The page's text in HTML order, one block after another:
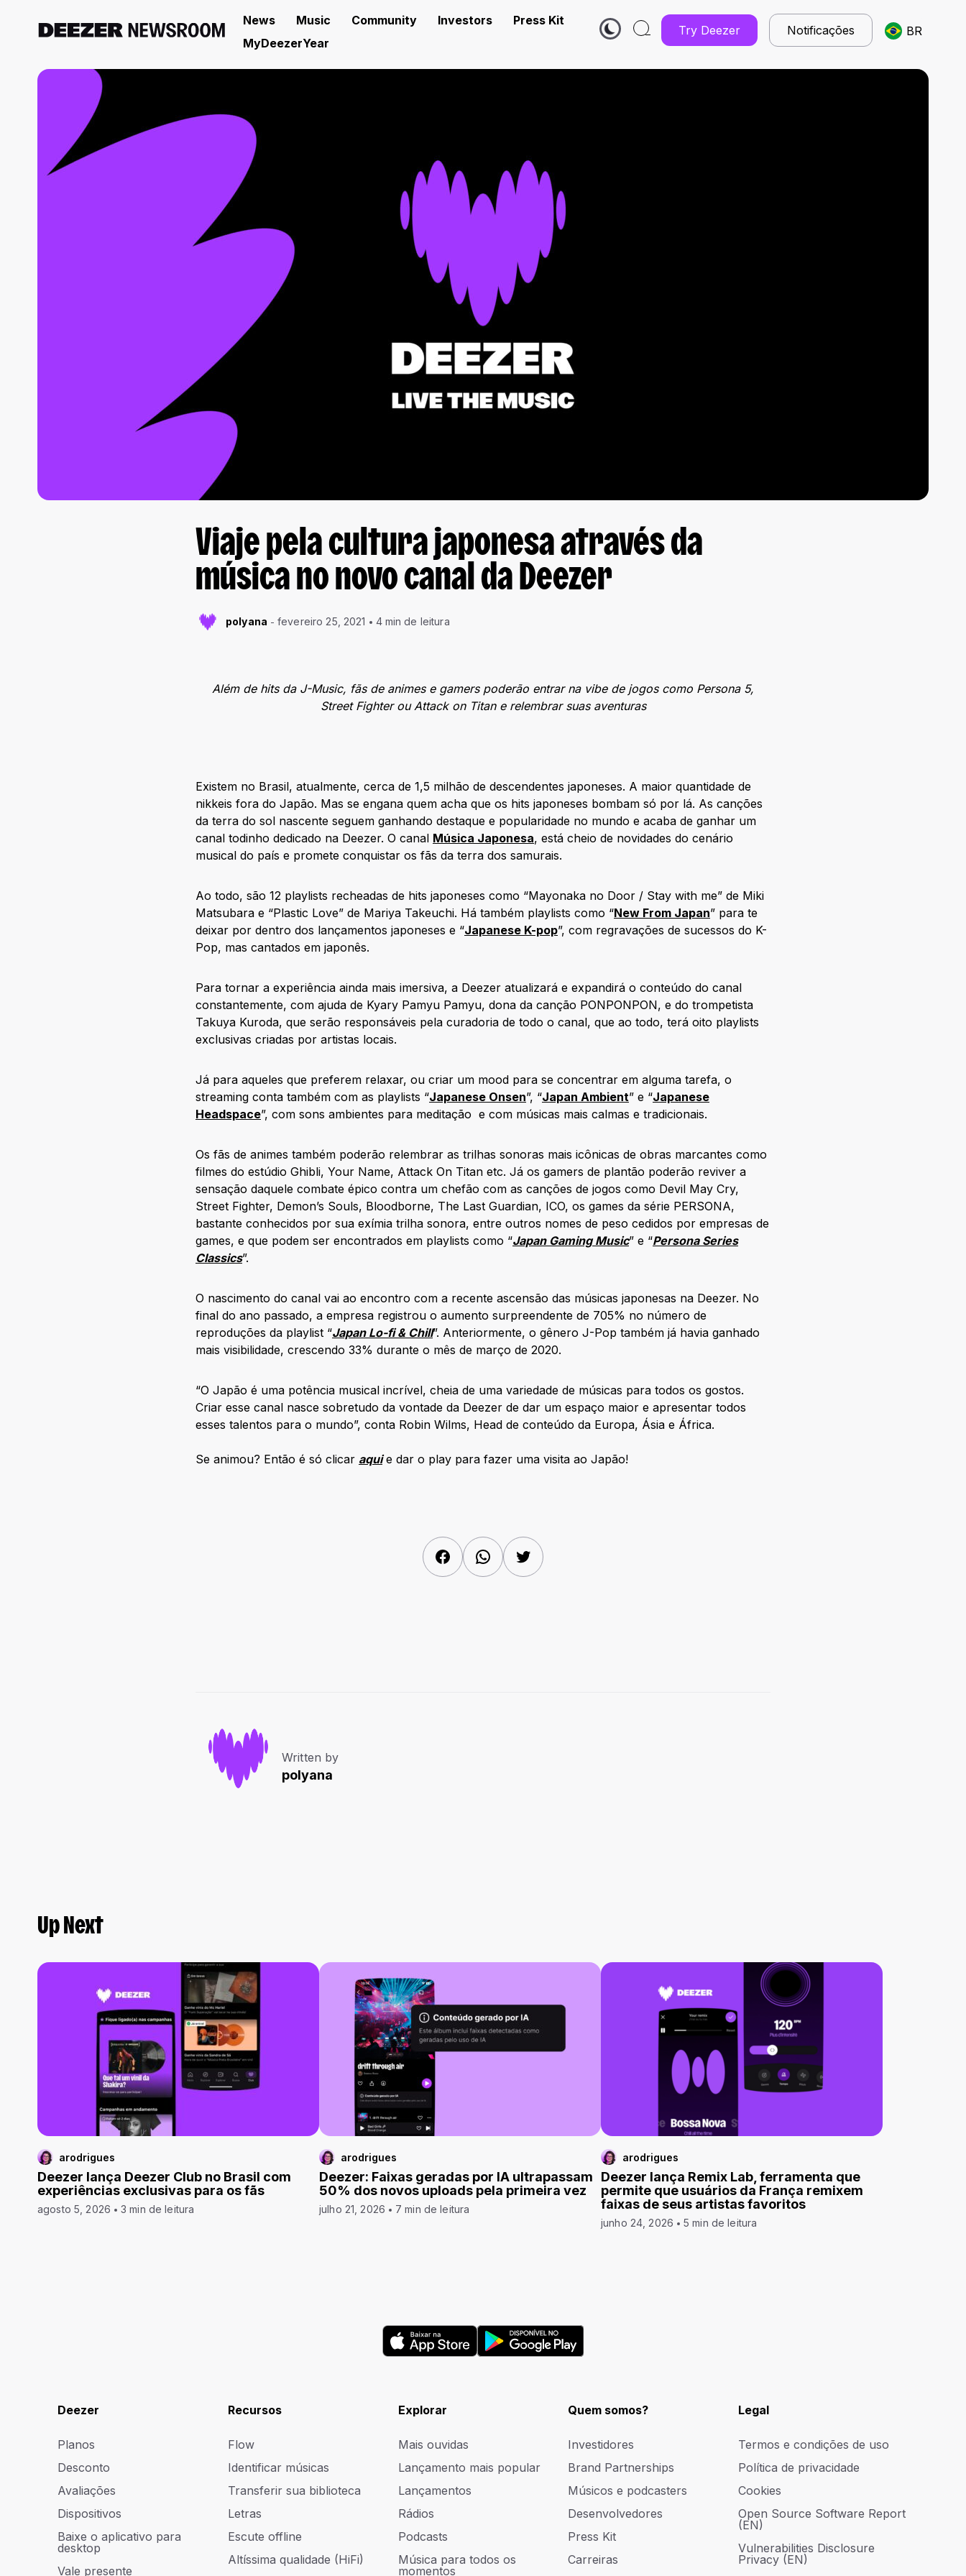
News Music Community Investors
Press Kit
MyDeezerYear
Try Deezer Notificações BR
Viaje pela cultura japonesa através da
música no novo canal da Deezer
polyana fevereiro 25, 2021 4 min de leitura
Além de hits da J-Music, fãs de animes e gamers poderão entrar na vibe de jogos como Persona 5,
Street Fighter ou Attack on Titan e relembrar suas aventuras
Existem no Brasil, atualmente, cerca de 1,5 milhão de descendentes japoneses. A maior quantidade de
nikkeis fora do Japão. Mas se engana quem acha que os hits japoneses bombam só por lá. As canções
da terra do sol nascente seguem ganhando destaque e popularidade no mundo e acaba de ganhar um
canal todinho dedicado na Deezer. O canal Música Japonesa, está cheio de novidades do cenário
musical do país e promete conquistar os fãs da terra dos samurais.
Ao todo, são 12 playlists recheadas de hits japoneses como “Mayonaka no Door / Stay with me” de Miki
Matsubara e “Plastic Love” de Mariya Takeuchi. Há também playlists como “New From Japan” para te
deixar por dentro dos lançamentos japoneses e “Japanese K-pop”, com regravações de sucessos do K-
Pop, mas cantados em japonês.
Para tornar a experiência ainda mais imersiva, a Deezer atualizará e expandirá o conteúdo do canal
constantemente, com ajuda de Kyary Pamyu Pamyu, dona da canção PONPONPON, e do trompetista
Takuya Kuroda, que serão responsáveis pela curadoria de todo o canal, que ao todo, terá oito playlists
exclusivas criadas por artistas locais.
Já para aqueles que preferem relaxar, ou criar um mood para se concentrar em alguma tarefa, o
streaming conta também com as playlists “Japanese Onsen”, “Japan Ambient” e “Japanese
Headspace”, com sons ambientes para meditação e com músicas mais calmas e tradicionais.
Os fãs de animes também poderão relembrar as trilhas sonoras mais icônicas de obras marcantes como
filmes do estúdio Ghibli, Your Name, Attack On Titan etc. Já os gamers de plantão poderão reviver a
sensação daquele combate épico contra um chefão com as canções de jogos como Devil May Cry,
Street Fighter, Demon’s Souls, Bloodborne, The Last Guardian, ICO, os games da série PERSONA,
bastante conhecidos por sua exímia trilha sonora, entre outros nomes de peso cedidos por empresas de
games, e que podem ser encontrados em playlists como “Japan Gaming Music” e “Persona Series
Classics”.
O nascimento do canal vai ao encontro com a recente ascensão das músicas japonesas na Deezer. No
final do ano passado, a empresa registrou o aumento surpreendente de 705% no número de
reproduções da playlist “Japan Lo-fi & Chill”. Anteriormente, o gênero J-Pop também já havia ganhado
mais visibilidade, crescendo 33% durante o mês de março de 2020.
“O Japão é uma potência musical incrível, cheia de uma variedade de músicas para todos os gostos.
Criar esse canal nasce sobretudo da vontade da Deezer de dar um espaço maior e apresentar todos
esses talentos para o mundo”, conta Robin Wilms, Head de conteúdo da Europa, Ásia e África.
Se animou? Então é só clicar aquie dar o play para fazer uma visita ao Japão!
FacebookWhatsAppTwitter
Written by
polyana
Up Next
arodrigues
Deezer lança Deezer Club no Brasil com
experiências exclusivas para os fãs
agosto 5, 2026 3 min de leitura
arodrigues
Deezer: Faixas geradas por IA ultrapassam
50% dos novos uploads pela primeira vez
julho 21, 2026 7 min de leitura
arodrigues
Deezer lança Remix Lab, ferramenta que
permite que usuários da França remixem
faixas de seus artistas favoritos
junho 24, 2026 5 min de leitura
Deezer
Planos
Desconto
Avaliações
Dispositivos
Baixe o aplicativo para
desktop
Vale presente
Recursos
Flow
Identificar músicas
Transferir sua biblioteca
Letras
Escute offline
Altíssima qualidade (HiFi)
Explorar
Mais ouvidas
Lançamento mais popular
Lançamentos
Rádios
Podcasts
Música para todos os
momentos
Quem somos?
Investidores
Brand Partnerships
Músicos e podcasters
Desenvolvedores
Press Kit
Carreiras
Legal
Termos e condições de uso
Política de privacidade
Cookies
Open Source Software Report
(EN)
Vulnerabilities Disclosure
Privacy (EN)